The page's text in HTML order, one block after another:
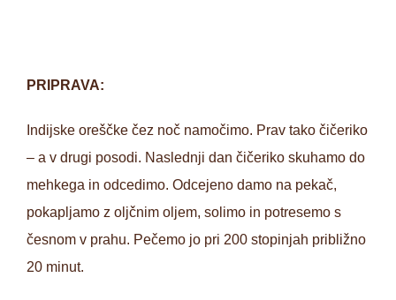
PRIPRAVA:
Indijske oreščke čez noč namočimo. Prav tako čičeriko
– a v drugi posodi. Naslednji dan čičeriko skuhamo do
mehkega in odcedimo. Odcejeno damo na pekač,
pokapljamo z oljčnim oljem, solimo in potresemo s
česnom v prahu. Pečemo jo pri 200 stopinjah približno
20 minut.